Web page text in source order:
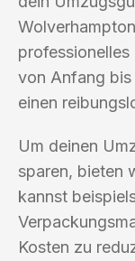
von Anfang
einen
Um deinen
sparen, bieten
kannst
Kosten zu